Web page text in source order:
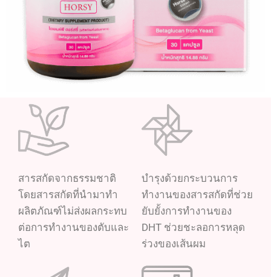
สารสกัดจากธรรมชาติ
โดยสารสกัดที่นำมาทำ
ผลิตภัณฑ์ไม่ส่งผลกระทบ
ต่อการทำงานของตับและ
ไต
บำรุงด้วยกระบวนการ
ทำงานของสารสกัดที่ช่วย
ยับยั้งการทำงานของ
DHT ช่วยชะลอการหลุด
ร่วงของเส้นผม